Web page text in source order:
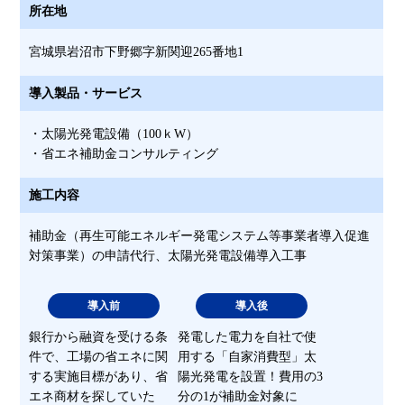
所在地
宮城県岩沼市下野郷字新関迎265番地1
導入製品・サービス
・太陽光発電設備（100ｋW）
・省エネ補助金コンサルティング
施工内容
補助金（再生可能エネルギー発電システム等事業者導入促進
対策事業）の申請代行、太陽光発電設備導入工事
導入前
銀行から融資を受ける条
件で、工場の省エネに関
する実施目標があり、省
エネ商材を探していた
導入後
発電した電力を自社で使
用する「自家消費型」太
陽光発電を設置！費用の3
分の1が補助金対象に